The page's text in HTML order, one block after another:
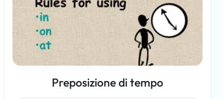
Preposizione di tempo